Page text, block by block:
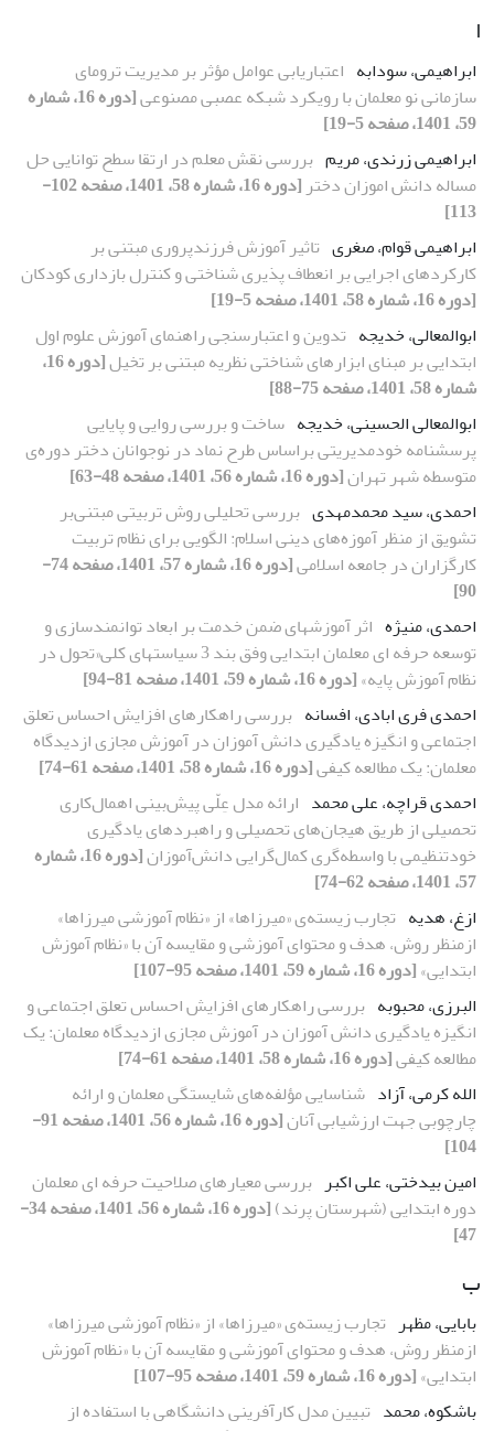
ا
ابراهیمی، سودابه اعتباریابی عوامل مؤثر بر مدیریت ترومای
سازمانی نو معلمان با رویکرد شبکه عصبی مصنوعی
[دوره 16، شماره
59، 1401، صفحه 5-19]
ابراهیمی زرندی، مریم بررسی نقش معلم در ارتقا سطح توانایی حل
مساله دانش اموزان دختر
[دوره 16، شماره 58، 1401، صفحه 102-
113]
ابراهیمی قوام، صغری تاثیر آموزش فرزندپروری مبتنی بر
کارکردهای اجرایی بر انعطاف پذیری شناختی و کنترل بازداری کودکان
[دوره 16، شماره 58، 1401، صفحه 5-19]
ابوالمعالی، خدیجه تدوین و اعتبارسنجی راهنمای آموزش علوم اول
ابتدایی بر مبنای ابزارهای شناختی نظریه مبتنی بر تخیل
[دوره 16،
شماره 58، 1401، صفحه 75-88]
ابوالمعالی الحسینی، خدیجه ساخت و بررسی روایی و پایایی
پرسشنامه خودمدیریتی براساس طرح نماد در نوجوانان دختر دوره‌ی
متوسطه شهر تهران[دوره 16، شماره 56، 1401، صفحه 48-63]
احمدی، سید محمدمهدی بررسی تحلیلی روش تربیتی مبتنی‌بر
تشویق از منظر آموزه‌های دینی اسلام: الگویی برای نظام تربیت
کارگزاران در جامعه اسلامی
[دوره 16، شماره 57، 1401، صفحه 74-
90]
احمدی، منیژه اثر آموزشهای ضمن خدمت بر ابعاد توانمندسازی و
توسعه حرفه ای معلمان ابتدایی وفق بند 3 سیاستهای کلی«تحول در
نظام آموزش پایه»[دوره 16، شماره 59، 1401، صفحه 81-94]
احمدی فری ابادی، افسانه بررسی راهکارهای افزایش احساس تعلق
اجتماعی و انگیزه یادگیری دانش آموزان در آموزش مجازی ازدیدگاه
معلمان: یک مطالعه کیفی[دوره 16، شماره 58، 1401، صفحه 61-74]
احمدی قراچه، علی محمد ارائه مدل عِلّى پیش‌بینی اهمال‌کاری
تحصیلی از طریق هیجان‌های تحصیلی و راهبردهای یادگیری
خودتنظیمی با واسطه‌گری کمال‌گرایی دانش‌آموزان
[دوره 16، شماره
57، 1401، صفحه 62-74]
ازغ، هدیه تجارب زیسته‌ی «میرزاها» از «نظام آموزشی میرزاها»
ازمنظر روش، هدف و محتوای آموزشی و مقایسه آن با «نظام آموزش
ابتدایی»[دوره 16، شماره 59، 1401، صفحه 95-107]
البرزی، محبوبه بررسی راهکارهای افزایش احساس تعلق اجتماعی و
انگیزه یادگیری دانش آموزان در آموزش مجازی ازدیدگاه معلمان: یک
مطالعه کیفی[دوره 16، شماره 58، 1401، صفحه 61-74]
الله کرمی، آزاد شناسایی مؤلفه‌های شایستگی معلمان و ارائه
چارچوبی جهت ارزشیابی آنان
[دوره 16، شماره 56، 1401، صفحه 91-
104]
امین بیدختی، علی اکبر بررسی معیارهای صلاحیت حرفه ای معلمان
دوره ابتدایی (شهرستان پرند)
[دوره 16، شماره 56، 1401، صفحه 34-
47]
ب
بابایی، مظهر تجارب زیسته‌ی «میرزاها» از «نظام آموزشی میرزاها»
ازمنظر روش، هدف و محتوای آموزشی و مقایسه آن با «نظام آموزش
ابتدایی»[دوره 16، شماره 59، 1401، صفحه 95-107]
باشکوه، محمد تبیین مدل کارآفرینی دانشگاهی با استفاده از